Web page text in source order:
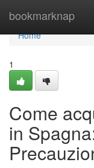
bookmarknap
Home
Home
1
Come
in